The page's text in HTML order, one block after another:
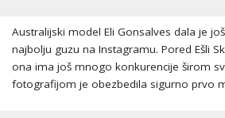
Australijski model Eli Gonsalves dala je
najbolju guzu na Instagramu. Pored Ešli
ona ima još mnogo konkurencije širom
fotografijom je obezbedila sigurno prvo